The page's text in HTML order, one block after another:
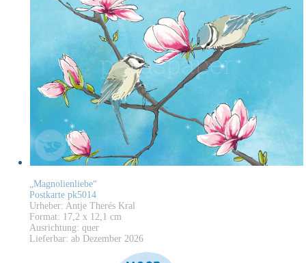
„Magnolienliebe“
Postkarte pk5014
Urheber: Antje Therés Kral
Format: 17,2 x 12,1 cm
Ausrichtung: quer
Lieferbar: ab Dezember 2026